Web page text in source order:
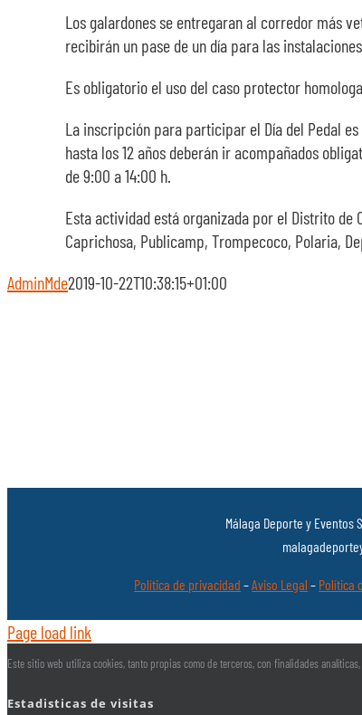
Los galardones se entregaran al corredor más
recibirán un pase de un día para las
Es obligatorio el uso del caso protector
La inscripción para participar el Día del Pedal
hasta los 12 años deberán ir acompañados
de 9:00 a 14:00 h.
Esta actividad está organizada por el Distrito de
Caprichosa, Publicamp, Trompecoco, Polaria,
AdminMde2019-10-22T10:38:15+01:00
Málaga Deporte y Eventos
Política de privacidad –Aviso Legal – Política
Page load link
Este sitio web utiliza cookies, tanto propias como de terceros, con finalidades
Estadisticas de visitas